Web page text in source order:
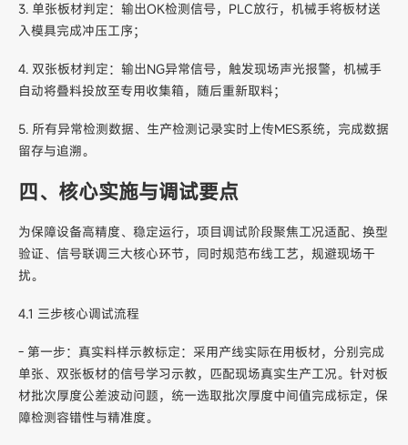
3. 单张板材判定：输出OK检测信号，PLC放行，机械手将板材送
入模具完成冲压工序；
4. 双张板材判定：输出NG异常信号，触发现场声光报警，机械手
自动将叠料投放至专用收集箱，随后重新取料；
5. 所有异常检测数据、生产检测记录实时上传MES系统，完成数据
留存与追溯。
四、核心实施与调试要点
为保障设备高精度、稳定运行，项目调试阶段聚焦工况适配、换型
验证、信号联调三大核心环节，同时规范布线工艺，规避现场干
扰。
4.1 三步核心调试流程
- 第一步：真实料样示教标定：采用产线实际在用板材，分别完成
单张、双张板材的信号学习示教，匹配现场真实生产工况。针对板
材批次厚度公差波动问题，统一选取批次厚度中间值完成标定，保
障检测容错性与精准度。